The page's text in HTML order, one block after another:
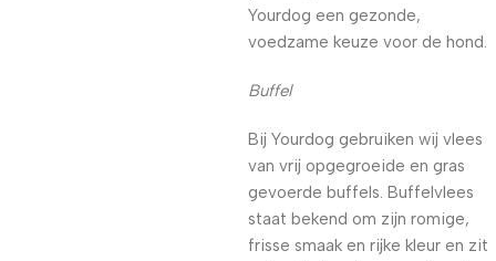
Yourdog een gezonde,
voedzame keuze voor de hond.
Buffel
Bij Yourdog gebruiken wij vlees
van vrij opgegroeide en gras
gevoerde buffels. Buffelvlees
staat bekend om zijn romige,
frisse smaak en rijke kleur en zit